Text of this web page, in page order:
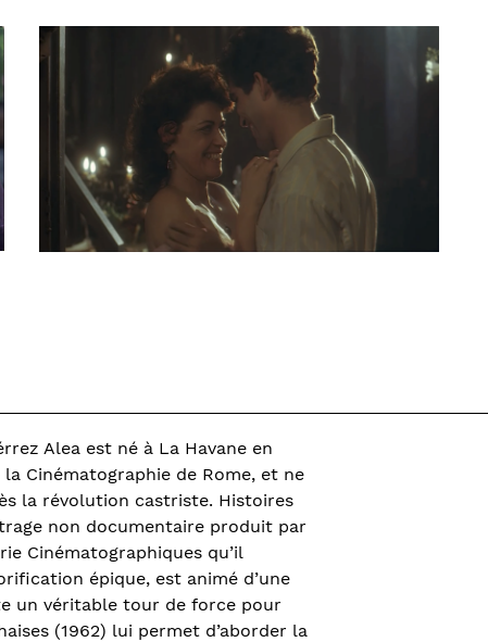
Alea est né à La Havane en
Cinématographie de Rome, et ne
la révolution castriste. Histoires
non documentaire produit par
Cinématographiques qu’il
épique, est animé d’une
un véritable tour de force pour
(1962) lui permet d’aborder la